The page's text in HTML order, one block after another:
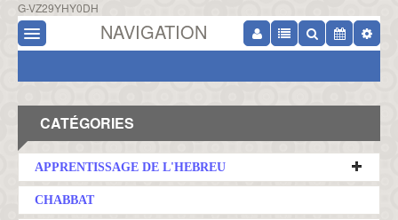
G-VZ29YHY0DH
NAVIGATION
CATÉGORIES
APPRENTISSAGE DE L'HEBREU
CHABBAT